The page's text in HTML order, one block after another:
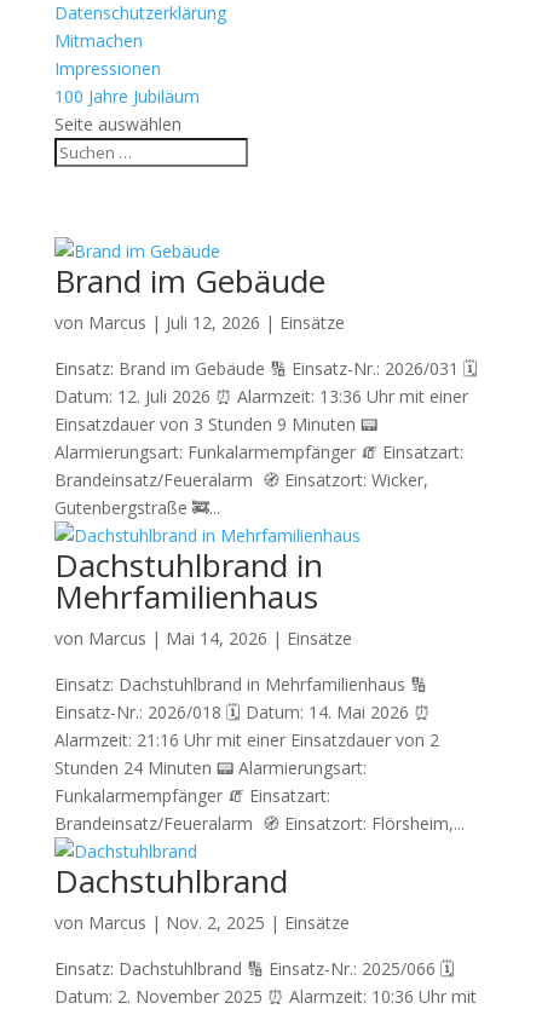
Datenschutzerklärung
Mitmachen
Impressionen
100 Jahre Jubiläum
Seite auswählen
Brand im Gebäude
von Marcus | Juli 12, 2026 | Einsätze
Einsatz: Brand im Gebäude 🔢 Einsatz-Nr.: 2026/031 🗓
Datum: 12. Juli 2026 ⏰ Alarmzeit: 13:36 Uhr mit einer
Einsatzdauer von 3 Stunden 9 Minuten 📟
Alarmierungsart: Funkalarmempfänger 🧯 Einsatzart:
Brandeinsatz/Feueralarm 🧭 Einsatzort: Wicker,
Gutenbergstraße 🚒...
Dachstuhlbrand in
Mehrfamilienhaus
von Marcus | Mai 14, 2026 | Einsätze
Einsatz: Dachstuhlbrand in Mehrfamilienhaus 🔢
Einsatz-Nr.: 2026/018 🗓 Datum: 14. Mai 2026 ⏰
Alarmzeit: 21:16 Uhr mit einer Einsatzdauer von 2
Stunden 24 Minuten 📟 Alarmierungsart:
Funkalarmempfänger 🧯 Einsatzart:
Brandeinsatz/Feueralarm 🧭 Einsatzort: Flörsheim,...
Dachstuhlbrand
von Marcus | Nov. 2, 2025 | Einsätze
Einsatz: Dachstuhlbrand 🔢 Einsatz-Nr.: 2025/066 🗓
Datum: 2. November 2025 ⏰ Alarmzeit: 10:36 Uhr mit